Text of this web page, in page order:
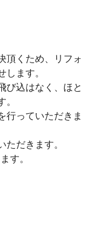
頂くため、リフォ
ます。
び込はなく、ほと
行っていただきま
だきます。
す。